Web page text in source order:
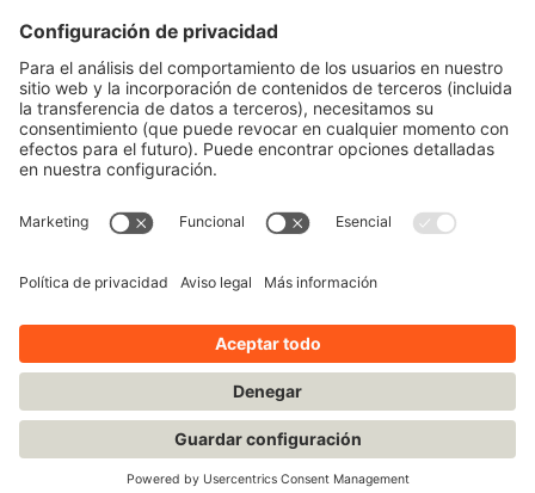
Mediaportal
© Siemens Stiftung 2025
Condiciones de uso